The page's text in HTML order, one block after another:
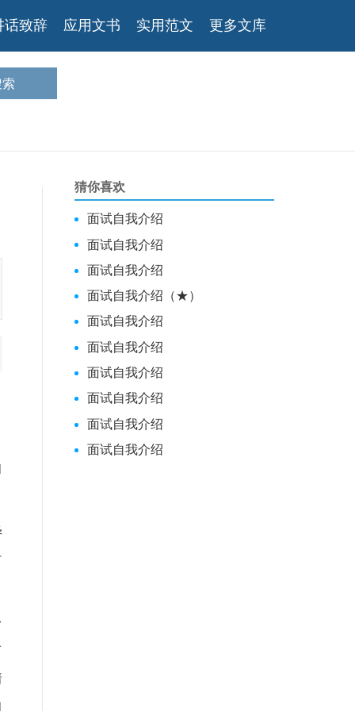
话致辞 应用文书 实用范文 更多文库
猜你喜欢
面试自我介绍
面试自我介绍
面试自我介绍
面试自我介绍（★）
面试自我介绍
面试自我介绍
面试自我介绍
面试自我介绍
面试自我介绍
面试自我介绍